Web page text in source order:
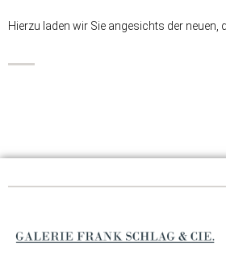
Hierzu laden wir Sie angesichts der